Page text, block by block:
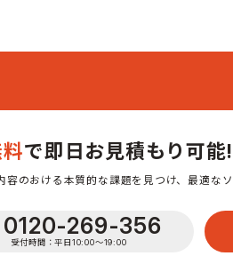
で即日お見積もり可能!
容のおける本質的な課題を見つけ、最適な
0120-269-356
受付時間：平日10:00〜19:00